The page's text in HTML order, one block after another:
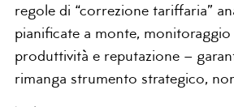
regole di “correzione tariffaria”
pianificate a monte,
produttività e reputazione –
rimanga strumento strategico,